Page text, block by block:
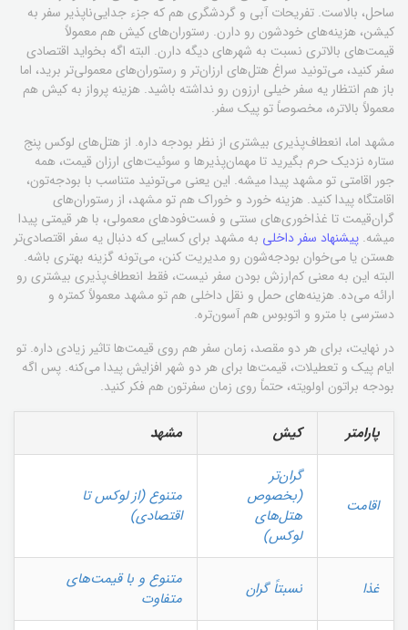
ساحل، بالاست. تفریحات آبی و گردشگری هم که جزء جدایی‌ناپذیر سفر به
کیشن، هزینه‌های خودشون رو دارن. رستوران‌های کیش هم معمولاً
قیمت‌های بالاتری نسبت به شهرهای دیگه دارن. البته اگه بخواید اقتصادی
سفر کنید، می‌تونید سراغ هتل‌های ارزان‌تر و رستوران‌های معمولی‌تر برید، اما
باز هم انتظار یه سفر خیلی ارزون رو نداشته باشید. هزینه پرواز به کیش هم
معمولاً بالاتره، مخصوصاً تو پیک سفر.
مشهد اما، انعطاف‌پذیری بیشتری از نظر بودجه داره. از هتل‌های لوکس پنج
ستاره نزدیک حرم بگیرید تا مهمان‌پذیرها و سوئیت‌های ارزان قیمت، همه
جور اقامتی تو مشهد پیدا میشه. این یعنی می‌تونید متناسب با بودجه‌تون،
اقامتگاه پیدا کنید. هزینه خورد و خوراک هم تو مشهد، از رستوران‌های
گران‌قیمت تا غذاخوری‌های سنتی و فست‌فودهای معمولی، با هر قیمتی پیدا
میشه. پیشنهاد سفر داخلی به مشهد برای کسایی که دنبال یه سفر اقتصادی‌تر
هستن یا می‌خوان بودجه‌شون رو مدیریت کنن، می‌تونه گزینه بهتری باشه.
البته این به معنی کم‌ارزش بودن سفر نیست، فقط انعطاف‌پذیری بیشتری رو
ارائه می‌ده. هزینه‌های حمل و نقل داخلی هم تو مشهد معمولاً کمتره و
دسترسی با مترو و اتوبوس هم آسون‌تره.
در نهایت، برای هر دو مقصد، زمان سفر هم روی قیمت‌ها تاثیر زیادی داره. تو
ایام پیک و تعطیلات، قیمت‌ها برای هر دو شهر افزایش پیدا می‌کنه. پس اگه
بودجه براتون اولویته، حتماً روی زمان سفرتون هم فکر کنید.
پارامتر کیش مشهد
اقامت
گران‌تر
(بخصوص
هتل‌های
لوکس)
متنوع (از لوکس تا
اقتصادی)
غذا نسبتاً گران
متنوع و با قیمت‌های
متفاوت